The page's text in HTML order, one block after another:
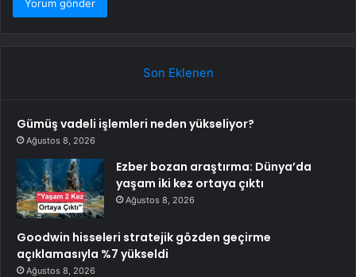
Son Eklenen
Gümüş vadeli işlemleri neden yükseliyor?
Ağustos 8, 2026
Ezber bozan araştırma: Dünya’da
yaşam iki kez ortaya çıktı
Ağustos 8, 2026
Goodwin hisseleri stratejik gözden geçirme
açıklamasıyla %7 yükseldi
Ağustos 8, 2026